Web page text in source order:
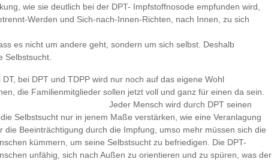
wie sie deutlich bei der DPT- Impfstoffnosode empfunden wird,
Werden und Sich-nach-Innen-Richten, nach Innen, zu sich
es nicht um andere geht, sondern um sich selbst. Deshalb
Selbstsucht.
bei DPT und TDPP wird nur noch auf das eigene Wohl
die Familienmitglieder sollen jetzt voll und ganz für einen da sein.
Jeder Mensch wird durch DPT seinen
Selbstsucht nur in jenem Maße verstärken, wie eine Veranlagung
die Beeinträchtigung durch die Impfung, umso mehr müssen sich die
kümmern, um seine Selbstsucht zu befriedigen. Die DPT-
unfähig, sich nach Außen zu orientieren und zu spüren, was der